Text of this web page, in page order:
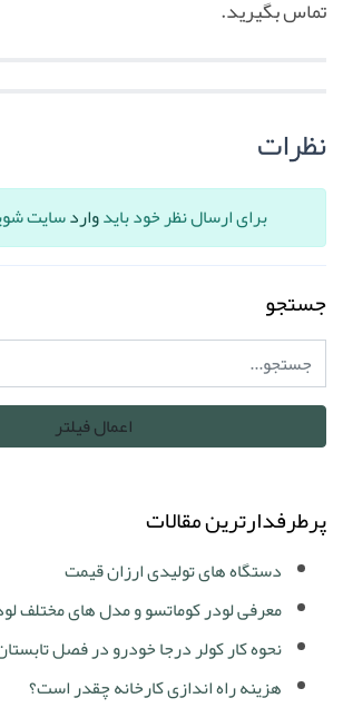
تماس بگیرید.
نظرات
برای ارسال نظر خود بایدواردسایت
جستجو
پرطرفدارترین مقالات
دستگاه های تولیدی ارزان قیمت
معرفی لودر کوماتسو و مدل های مختلف
نحوه کار کولر درجا خودرو در فصل
هزینه راه اندازی کارخانه چقدر است؟